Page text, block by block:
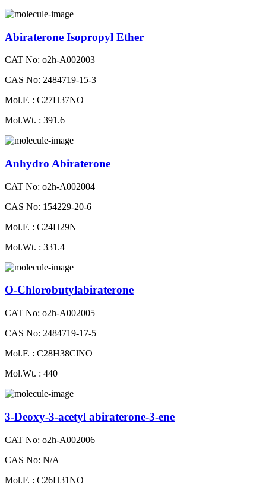
Abiraterone Isopropyl Ether
CAT No: o2h-A002003
CAS No: 2484719-15-3
Mol.F. : C27H37NO
Mol.Wt. : 391.6
Anhydro Abiraterone
CAT No: o2h-A002004
CAS No: 154229-20-6
Mol.F. : C24H29N
Mol.Wt. : 331.4
O-Chlorobutylabiraterone
CAT No: o2h-A002005
CAS No: 2484719-17-5
Mol.F. : C28H38ClNO
Mol.Wt. : 440
3-Deoxy-3-acetyl abiraterone-3-ene
CAT No: o2h-A002006
CAS No: N/A
Mol.F. : C26H31NO